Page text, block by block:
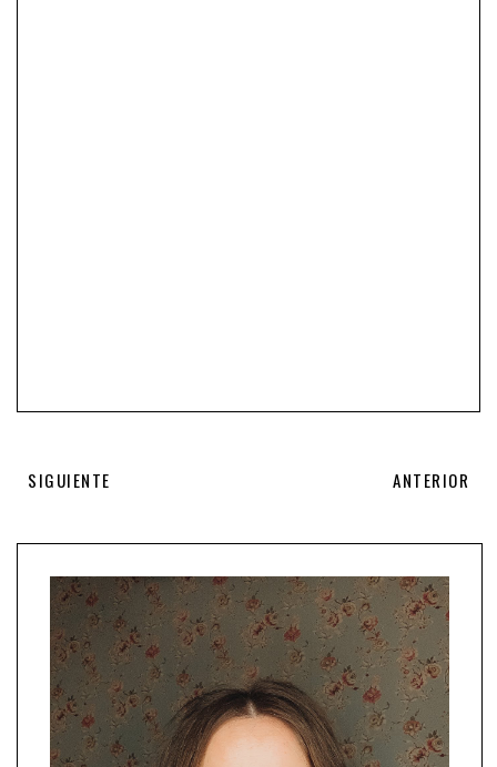
SIGUIENTE ANTERIOR